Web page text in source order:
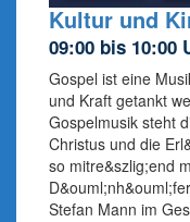
Kultur und
09:00 bis 10:00
Gospel ist eine
und Kraft getankt
Gospelmusik steht
Christus und die
so mitre&szlig;end
Stefan Mann im